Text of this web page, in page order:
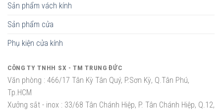
Sản phẩm vách kính
Sản phẩm cửa
Phụ kiện cửa kính
CÔNG TY TNHH SX - TM TRUNG ĐỨC
Văn phòng : 466/17 Tân Kỳ Tân Quý, P.Sơn Kỳ, Q.Tân Phú,
Tp.HCM
Xưởng sắt - inox : 33/68 Tân Chánh Hiệp, P. Tân Chánh Hiệp, Q.12,